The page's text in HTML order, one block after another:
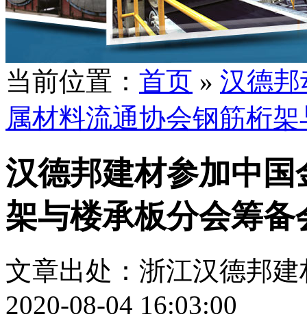
当前位置： 首页 » 汉德邦
属材料流通协会钢筋桁
汉德邦建材参加中
架与楼承板分会筹备
文章出处：浙江汉德邦
2020-08-04 16:03:00